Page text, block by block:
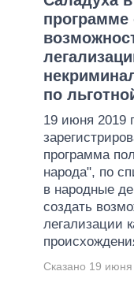
программе
по
19 июня 2019
программа
народа", по
в народные
создать
легализации
Сказано 19 июня